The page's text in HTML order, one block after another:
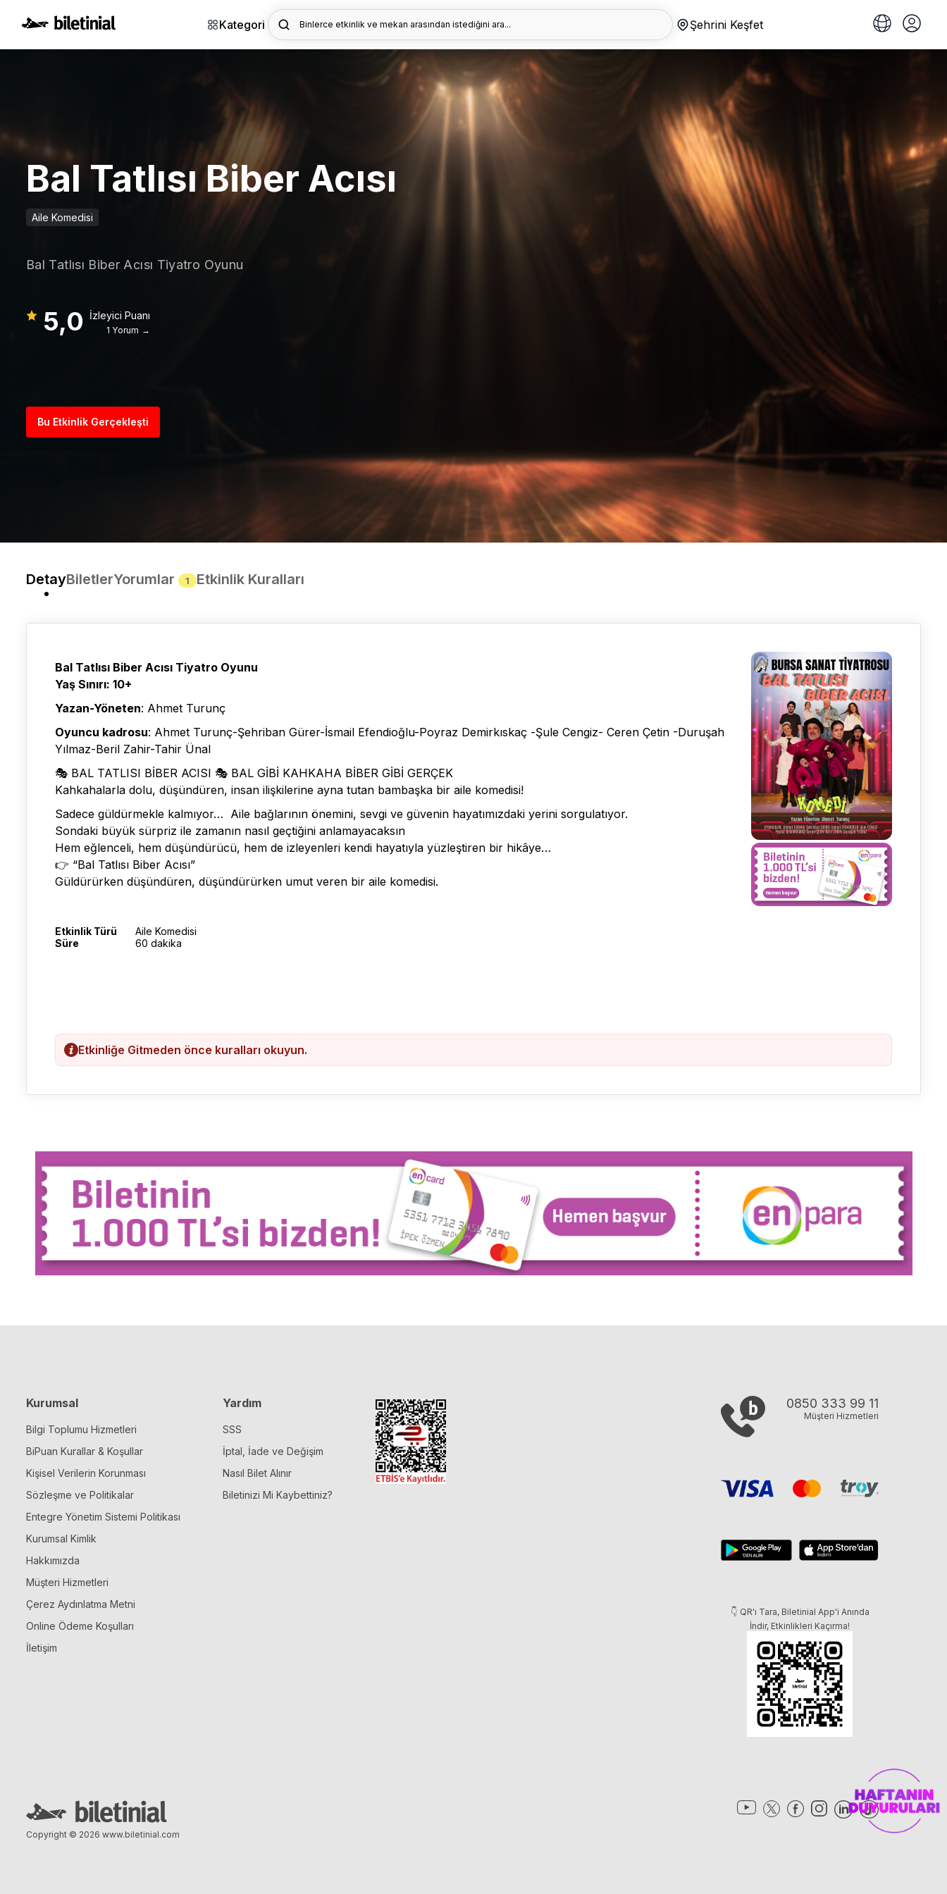
Kategori Binlerce etkinlik ve mekan arasından istediğini ara... Şehrini Keşfet
Bal Tatlısı Biber Acısı
Aile Komedisi
Bal Tatlısı Biber Acısı Tiyatro Oyunu
5,0 İzleyici Puanı
1 Yorum →
Bu Etkinlik Gerçekleşti
DetayBiletlerYorumlar 1 Etkinlik Kuralları
Bal Tatlısı Biber Acısı Tiyatro Oyunu
Yaş Sınırı: 10+
Yazan-Yöneten: Ahmet Turunç
Oyuncu kadrosu: Ahmet Turunç-Şehriban Gürer-İsmail Efendioğlu-Poyraz Demirkıskaç -Şule Cengiz- Ceren Çetin -Duruşah
Yılmaz-Beril Zahir-Tahir Ünal
🎭 BAL TATLISI BİBER ACISI 🎭 BAL GİBİ KAHKAHA BİBER GİBİ GERÇEK
Kahkahalarla dolu, düşündüren, insan ilişkilerine ayna tutan bambaşka bir aile komedisi!
Sadece güldürmekle kalmıyor… Aile bağlarının önemini, sevgi ve güvenin hayatımızdaki yerini sorgulatıyor.
Sondaki büyük sürpriz ile zamanın nasıl geçtiğini anlamayacaksın
Hem eğlenceli, hem düşündürücü, hem de izleyenleri kendi hayatıyla yüzleştiren bir hikâye…
👉 “Bal Tatlısı Biber Acısı”
Güldürürken düşündüren, düşündürürken umut veren bir aile komedisi.
Etkinlik Türü
Aile Komedisi
Süre
60 dakika
Etkinliğe Gitmeden önce kuralları okuyun.
Kurumsal
Bilgi Toplumu Hizmetleri
BiPuan Kurallar & Koşullar
Kişisel Verilerin Korunması
Sözleşme ve Politikalar
Entegre Yönetim Sistemi Politikası
Kurumsal Kimlik
Hakkımızda
Müşteri Hizmetleri
Çerez Aydınlatma Metni
Online Ödeme Koşulları
İletişim
Yardım
SSS
İptal, İade ve Değişim
Nasıl Bilet Alınır
Biletinizi Mi Kaybettiniz?
0850 333 99 11
Müşteri Hizmetleri
👇 QR'ı Tara, Biletinial App'i Anında
İndir, Etkinlikleri Kaçırma!
Copyright © 2026 www.biletinial.com